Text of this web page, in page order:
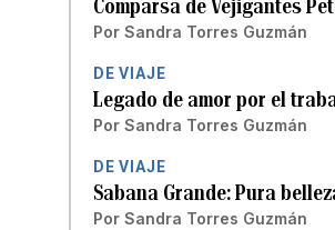
Comparsa de Vejigantes
Por Sandra Torres Guzmán
DE VIAJE
Legado de amor por el
Por Sandra Torres Guzmán
DE VIAJE
Sabana Grande: Pura
Por Sandra Torres Guzmán